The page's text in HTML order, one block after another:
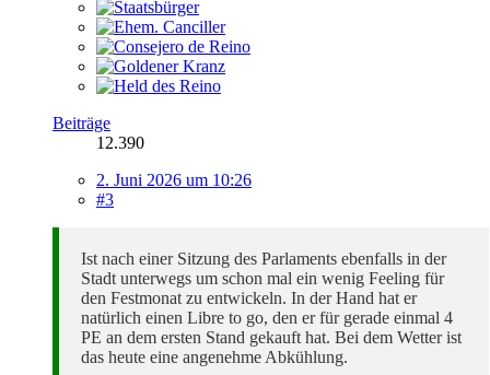
Beiträge
12.390
2. Juni 2026 um 10:26
#3
Ist nach einer Sitzung des Parlaments ebenfalls in der
Stadt unterwegs um schon mal ein wenig Feeling für
den Festmonat zu entwickeln. In der Hand hat er
natürlich einen Libre to go, den er für gerade einmal 4
PE an dem ersten Stand gekauft hat. Bei dem Wetter ist
das heute eine angenehme Abkühlung.